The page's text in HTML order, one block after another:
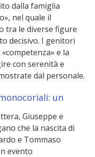
dalla famiglia
nel quale il
tra le diverse figure
decisivo. I genitori
e la
con serenità e
dal personale.
un
Giuseppe e
che la nascita di
e Tommaso
evento